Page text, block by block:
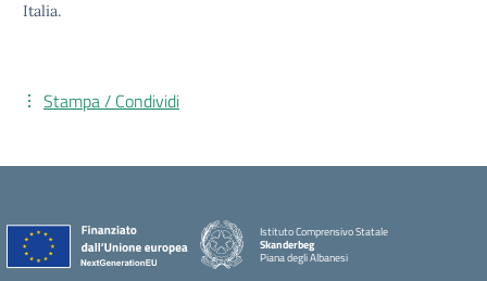
Italia.
Stampa / Condividi
Istituto Comprensivo Statale
Skanderbeg
Piana degli Albanesi